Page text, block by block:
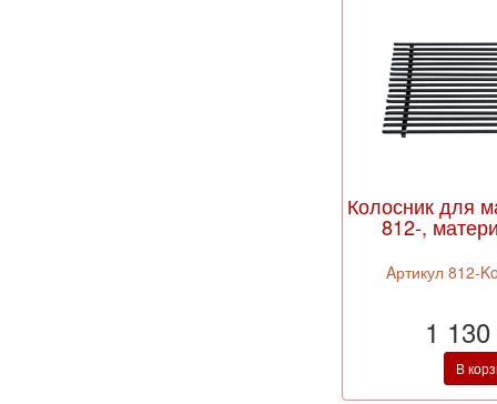
Колосник для
812-,
Aртикул 812-
1
В